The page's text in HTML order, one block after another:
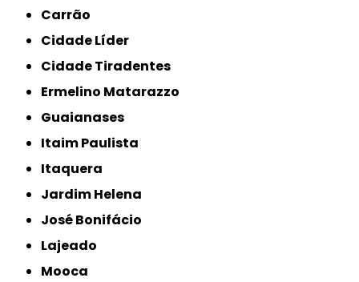
Carrão
Cidade Líder
Cidade Tiradentes
Ermelino Matarazzo
Guaianases
Itaim Paulista
Itaquera
Jardim Helena
José Bonifácio
Lajeado
Mooca